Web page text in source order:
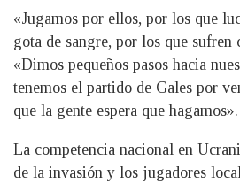
«Jugamos por ellos, por los que
gota de sangre, por los que sufren
«Dimos pequeños pasos hacia
tenemos el partido de Gales por
que la gente espera que hagamos».
La competencia nacional en
de la invasión y los jugadores